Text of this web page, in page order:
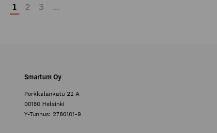
1 2 3 ...
Smartum Oy
Porkkalankatu 22 A
00180 Helsinki
Y-Tunnus: 2780101-9